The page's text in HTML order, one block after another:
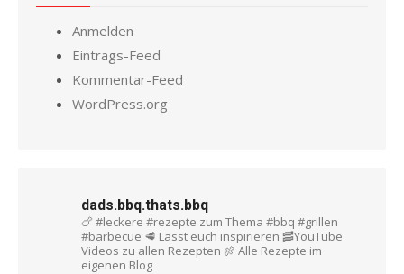
Anmelden
Eintrags-Feed
Kommentar-Feed
WordPress.org
dads.bbq.thats.bbq
🍗 #leckere #rezepte zum Thema #bbq #grillen
#barbecue 🥩 Lasst euch inspirieren 🥓YouTube
Videos zu allen Rezepten 🍖 Alle Rezepte im
eigenen Blog